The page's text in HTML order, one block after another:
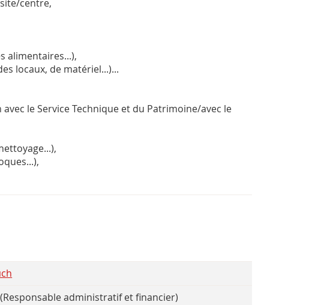
centre,
alimentaires...),
locaux, de matériel...)...
le Service Technique et du Patrimoine/avec le
(Responsable administratif et financier)